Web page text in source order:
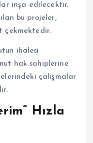
inşa edilecektir.
bu projeler,
çekmektedir.
ihalesi
hak sahiplerine
çalışmalar
Hızla